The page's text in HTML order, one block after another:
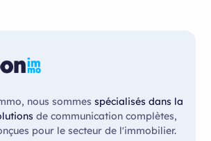
nous sommesspécialisés dans la
de communication complètes,
pour le secteur de l'immobilier.